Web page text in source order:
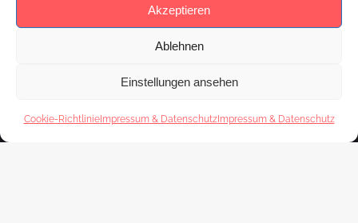
Akzeptieren
Ablehnen
Einstellungen ansehen
Cookie-RichtlinieImpressum & DatenschutzImpressum & Datenschutz